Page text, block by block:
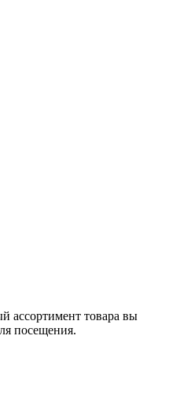
ассортимент товара вы
посещения.